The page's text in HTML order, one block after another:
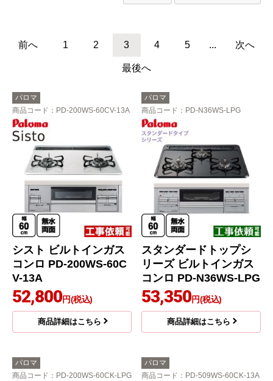
前へ 1 2 3 4 5 ... 次へ
最後へ
パロマ
商品コード ：PD-200WS-60CV-13A
シスト ビルトインガス
コンロ PD-200WS-60C
V-13A
52,800円(税込)
商品詳細はこちら
パロマ
商品コード ：PD-N36WS-LPG
スタンダードトップシ
リーズ ビルトインガス
コンロ PD-N36WS-LPG
53,350円(税込)
商品詳細はこちら
パロマ
商品コード ：PD-200WS-60CK-LPG
パロマ
商品コード ：PD-509WS-60CK-13A